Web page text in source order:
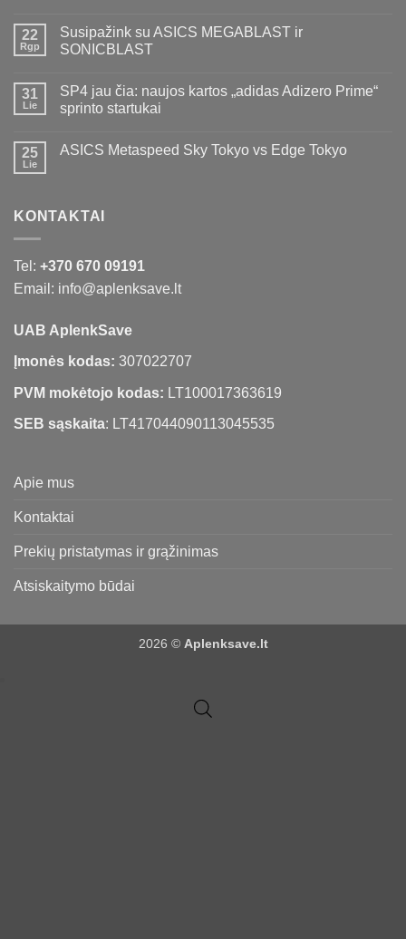
22
Rgp
Susipažink su ASICS MEGABLAST ir
SONICBLAST
31
Lie
SP4 jau čia: naujos kartos „adidas Adizero Prime“
sprinto startukai
25
Lie
ASICS Metaspeed Sky Tokyo vs Edge Tokyo
KONTAKTAI
Tel: +370 670 09191
Email: info@aplenksave.lt
UAB AplenkSave
Įmonės kodas: 307022707
PVM mokėtojo kodas: LT100017363619
SEB sąskaita: LT417044090113045535
Apie mus
Kontaktai
Prekių pristatymas ir grąžinimas
Atsiskaitymo būdai
2026 © Aplenksave.lt